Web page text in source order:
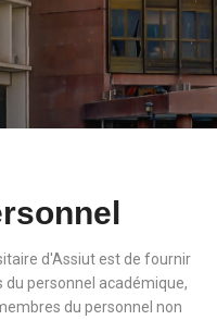
d'Assiut est de fournir
personnel académique,
du personnel non